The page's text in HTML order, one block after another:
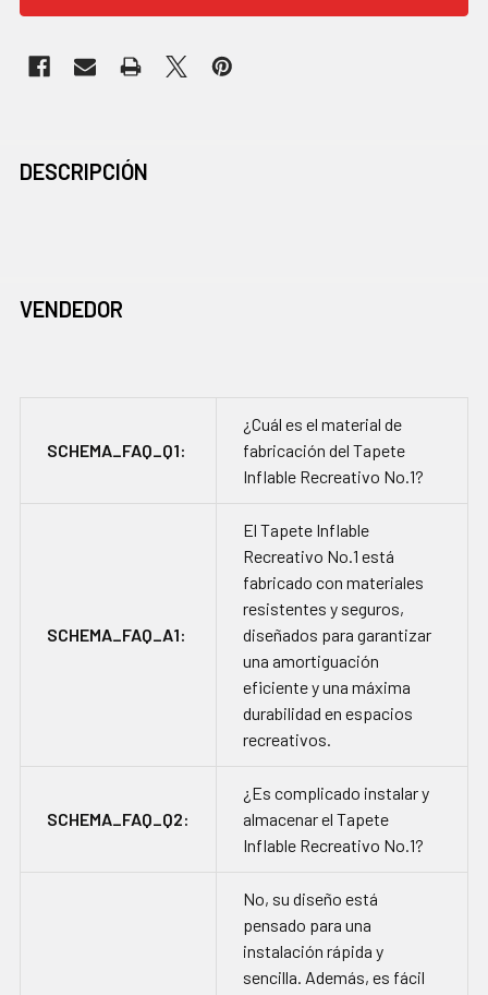
JUNTOS
SELECCIONAR
DESCRIPCIÓN
VENDEDOR
SCHEMA_FAQ_Q1:
¿Cuál es el material de
fabricación del Tapete
Inflable Recreativo No.1?
SCHEMA_FAQ_A1:
El Tapete Inflable
Recreativo No.1 está
fabricado con materiales
resistentes y seguros,
diseñados para garantizar
una amortiguación
eficiente y una máxima
durabilidad en espacios
recreativos.
SCHEMA_FAQ_Q2:
¿Es complicado instalar y
almacenar el Tapete
Inflable Recreativo No.1?
No, su diseño está
pensado para una
instalación rápida y
sencilla. Además, es fácil